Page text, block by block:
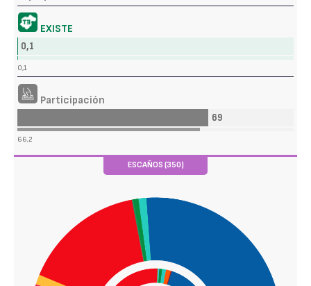
EXISTE
0,1
0,1
Participación
69
66,2
ESCAÑOS (350)